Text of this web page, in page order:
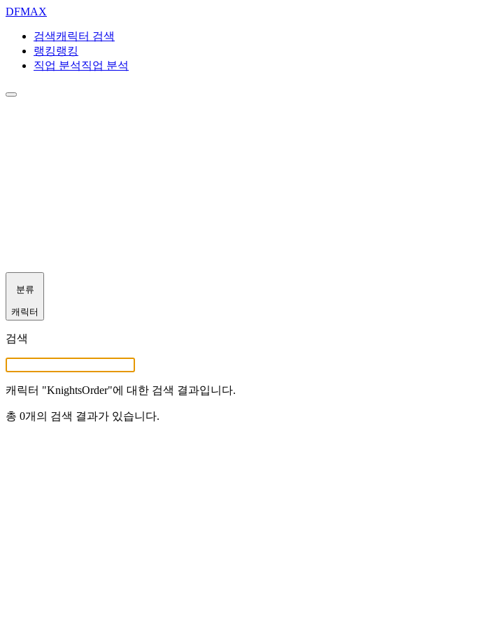
DFMAX
검색캐릭터 검색
랭킹랭킹
직업 분석직업 분석
분류
캐릭터
검색
캐릭터 "KnightsOrder"에 대한 검색 결과입니다.
총 0개의 검색 결과가 있습니다.